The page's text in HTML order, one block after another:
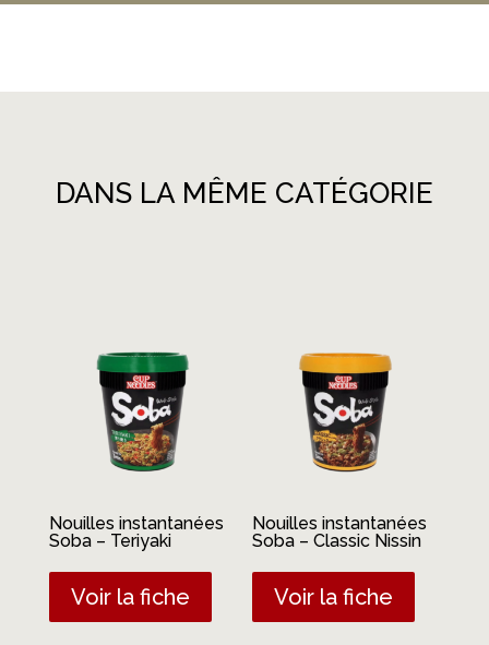
DANS LA MÊME CATÉGORIE
Nouilles instantanées
Soba – Teriyaki
Voir la fiche
Nouilles instantanées
Soba – Classic Nissin
Voir la fiche